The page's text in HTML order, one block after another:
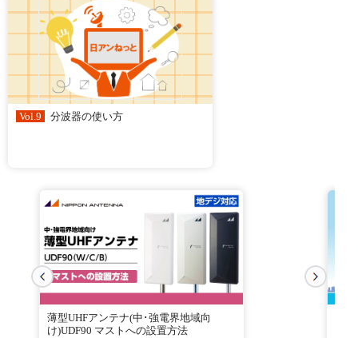
Vol.9 分波器の使い方
薄型UHFアンテナ(中･強電界地域向
け)UDF90 マストへの設置方法